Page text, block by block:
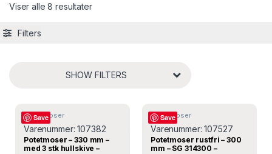
Viser alle 8 resultater
Filters
SHOW FILTERS
Save
Potetmoser
Varenummer:107382
Potetmoser – 330 mm –
med 3 stk hullskive –
Save
Potetmoser
Varenummer:107527
Potetmoser rustfri – 300
mm – SG 314300 –